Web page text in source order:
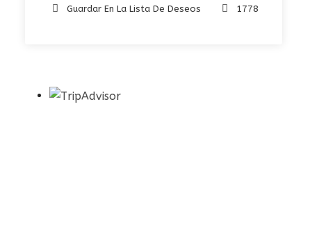
Guardar En La Lista De Deseos 1778